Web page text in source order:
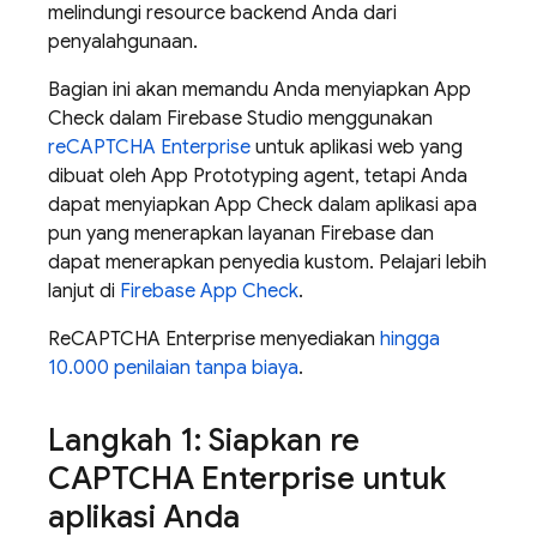
melindungi resource backend Anda dari
penyalahgunaan.
Bagian ini akan memandu Anda menyiapkan App
Check dalam Firebase Studio menggunakan
reCAPTCHA Enterprise untuk aplikasi web yang
dibuat oleh App Prototyping agent, tetapi Anda
dapat menyiapkan App Check dalam aplikasi apa
pun yang menerapkan layanan Firebase dan
dapat menerapkan penyedia kustom. Pelajari lebih
lanjut di Firebase App Check.
ReCAPTCHA Enterprise menyediakan hingga
10.000 penilaian tanpa biaya.
Langkah 1: Siapkan re
CAPTCHA Enterprise untuk
aplikasi Anda